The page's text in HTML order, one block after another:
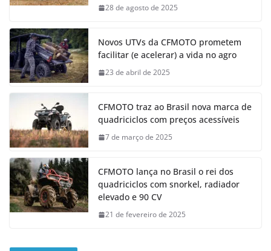
28 de agosto de 2025
Novos UTVs da CFMOTO prometem
facilitar (e acelerar) a vida no agro
23 de abril de 2025
CFMOTO traz ao Brasil nova marca de
quadriciclos com preços acessíveis
7 de março de 2025
CFMOTO lança no Brasil o rei dos
quadriciclos com snorkel, radiador
elevado e 90 CV
21 de fevereiro de 2025